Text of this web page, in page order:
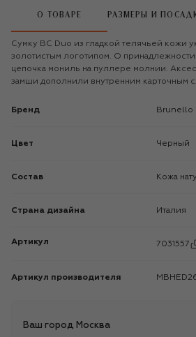
О ТОВАРЕ РАЗМЕРЫ И
Сумку BC Duo из гладкой телячьей кожи
золотистым логотипом. О принадлежности
цепочка мониль на пуллере молнии.
замши дополнили внутренним карточным
Бренд
Цвет Черный
Состав Кожа
Страна дизайна Италия
Артикул 7031557
Артикул производителя
Ваш город Москва